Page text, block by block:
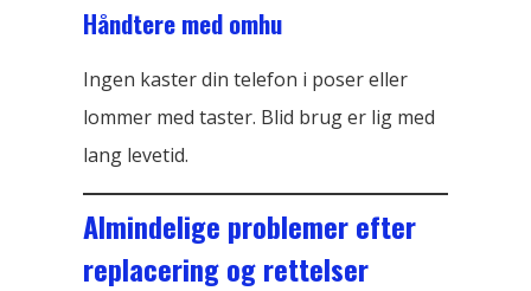
Håndtere med omhu
Ingen kaster din telefon i poser eller
lommer med taster. Blid brug er lig med
lang levetid.
Almindelige problemer efter
replacering og rettelser